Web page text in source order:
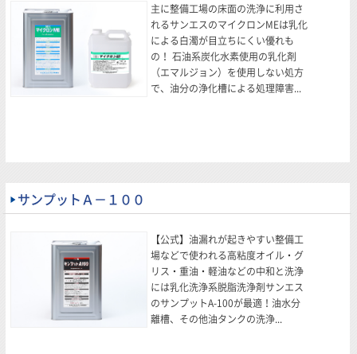
主に整備工場の床面の洗浄に利用さ
れるサンエスのマイクロンMEは乳化
による白濁が目立ちにくい優れも
の！ 石油系炭化水素使用の乳化剤
（エマルジョン）を使用しない処方
で、油分の浄化槽による処理障害...
サンプットＡ－１００
【公式】油漏れが起きやすい整備工
場などで使われる高粘度オイル・グ
リス・重油・軽油などの中和と洗浄
には乳化洗浄系脱脂洗浄剤サンエス
のサンプットA-100が最適！油水分
離槽、その他油タンクの洗浄...